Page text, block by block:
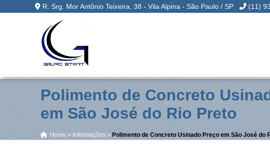
R. Srg. Mor Antônio Teixeira, 38 - Vila Alpina - São Paulo / SP (11)
Polimento de Concreto
em São José do Rio Preto
Home » Informações » Polimento de Concreto Usinado Preço em São José do